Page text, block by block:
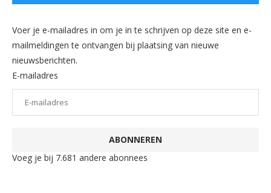
Voer je e-mailadres in om je in te schrijven op deze site en e-
mailmeldingen te ontvangen bij plaatsing van nieuwe
nieuwsberichten.
E-mailadres
ABONNEREN
Voeg je bij 7.681 andere abonnees